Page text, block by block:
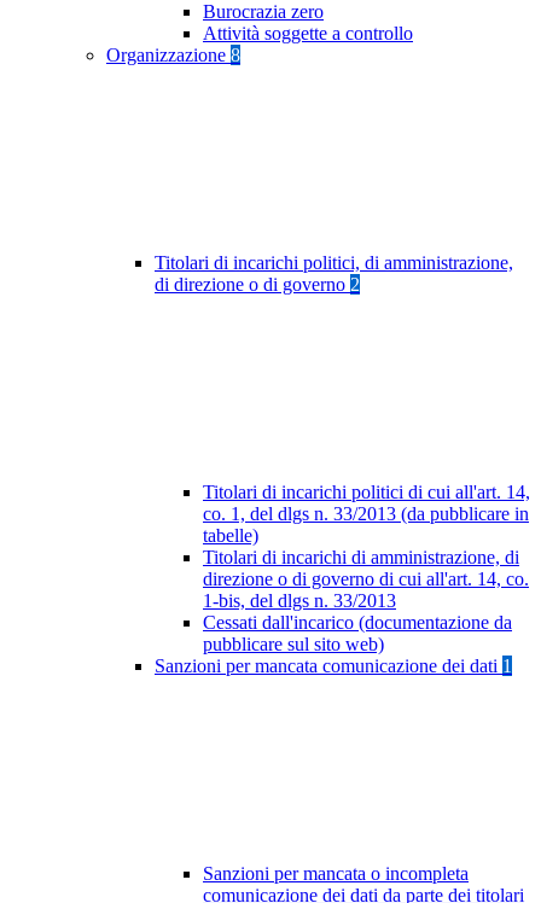
Burocrazia zero
Attività soggette a controllo
Organizzazione 8
Titolari di incarichi politici, di amministrazione,
di direzione o di governo 2
Titolari di incarichi politici di cui all'art. 14,
co. 1, del dlgs n. 33/2013 (da pubblicare in
tabelle)
Titolari di incarichi di amministrazione, di
direzione o di governo di cui all'art. 14, co.
1-bis, del dlgs n. 33/2013
Cessati dall'incarico (documentazione da
pubblicare sul sito web)
Sanzioni per mancata comunicazione dei dati 1
Sanzioni per mancata o incompleta
comunicazione dei dati da parte dei titolari